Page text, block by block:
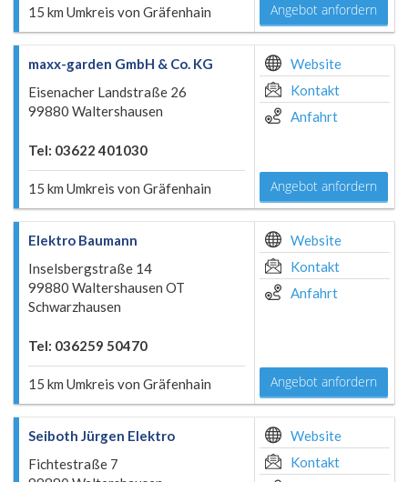
15 km Umkreis von Gräfenhain Angebot anfordern
maxx-garden GmbH & Co. KG
Eisenacher Landstraße 26
99880 Waltershausen
Tel: 03622 401030
15 km Umkreis von Gräfenhain
Website
Kontakt
Anfahrt
Angebot anfordern
Elektro Baumann
Inselsbergstraße 14
99880 Waltershausen OT
Schwarzhausen
Tel: 036259 50470
15 km Umkreis von Gräfenhain
Website
Kontakt
Anfahrt
Angebot anfordern
Seiboth Jürgen Elektro
Fichtestraße 7
Website
Kontakt